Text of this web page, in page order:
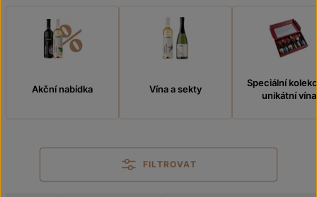
Akční nabídka Vína a sekty
Speciální
unikátní vína
FILTROVAT